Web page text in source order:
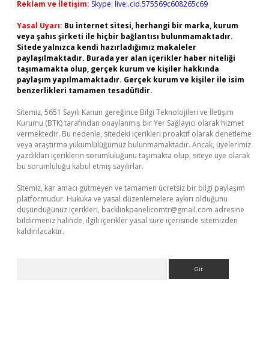
Reklam ve İletişim: Skype: live:.cid.575569c608265c69
Yasal Uyarı: Bu internet sitesi, herhangi bir marka, kurum
veya şahıs şirketi ile hiçbir bağlantısı bulunmamaktadır.
Sitede yalnızca kendi hazırladığımız makaleler
paylaşılmaktadır. Burada yer alan içerikler haber niteliği
taşımamakta olup, gerçek kurum ve kişiler hakkında
paylaşım yapılmamaktadır. Gerçek kurum ve kişiler ile isim
benzerlikleri tamamen tesadüfidir.
Sitemiz, 5651 Sayılı Kanun gereğince Bilgi Teknolojileri ve İletişim
Kurumu (BTK) tarafından onaylanmış bir Yer Sağlayıcı olarak hizmet
vermektedir. Bu nedenle, sitedeki içerikleri proaktif olarak denetleme
veya araştırma yükümlülüğümüz bulunmamaktadır. Ancak, üyelerimiz
yazdıkları içeriklerin sorumluluğunu taşımakta olup, siteye üye olarak
bu sorumluluğu kabul etmiş sayılırlar.
Sitemiz, kar amacı gütmeyen ve tamamen ücretsiz bir bilgi paylaşım
platformudur. Hukuka ve yasal düzenlemelere aykırı olduğunu
düşündüğünüz içerikleri, backlinkpanelicomtr@gmail.com adresine
bildirmeniz halinde, ilgili içerikler yasal süre içerisinde sitemizden
kaldırılacaktır.